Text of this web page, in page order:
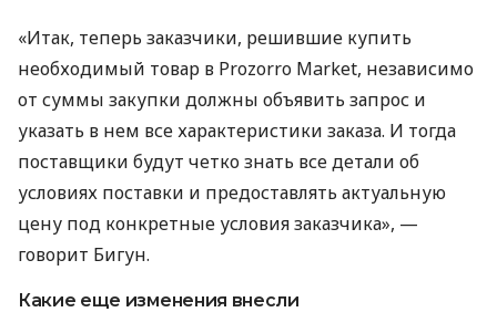
«Итак, теперь заказчики, решившие купить
необходимый товар в Prozorro Market, независимо
от суммы закупки должны объявить запрос и
указать в нем все характеристики заказа. И тогда
поставщики будут четко знать все детали об
условиях поставки и предоставлять актуальную
цену под конкретные условия заказчика», —
говорит Бигун.
Какие еще изменения внесли